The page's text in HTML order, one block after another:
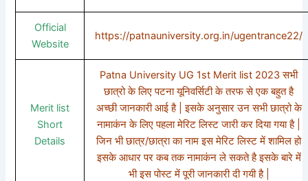
Official
Website
https://patnauniversity.org.in/ugentrance22/
Merit list
Short
Details
Patna University UG 1st Merit list 2023 सभी
छात्रो के लिए पटना यूनिवर्सिटी के तरफ से एक बहुत है
अच्छी जानकारी आई है | इसके अनुसार उन सभी छात्रो के
नामाकंन के लिए पहला मेरिट लिस्ट जारी कर दिया गया है |
जिन भी छात्र/छात्रा का नाम इस मेरिट लिस्ट में शामिल हो
इसके आधार पर कब तक नामाकंन ले सकते है इसके बारे में
भी इस पोस्ट में पूरी जानकारी दी गयी है |